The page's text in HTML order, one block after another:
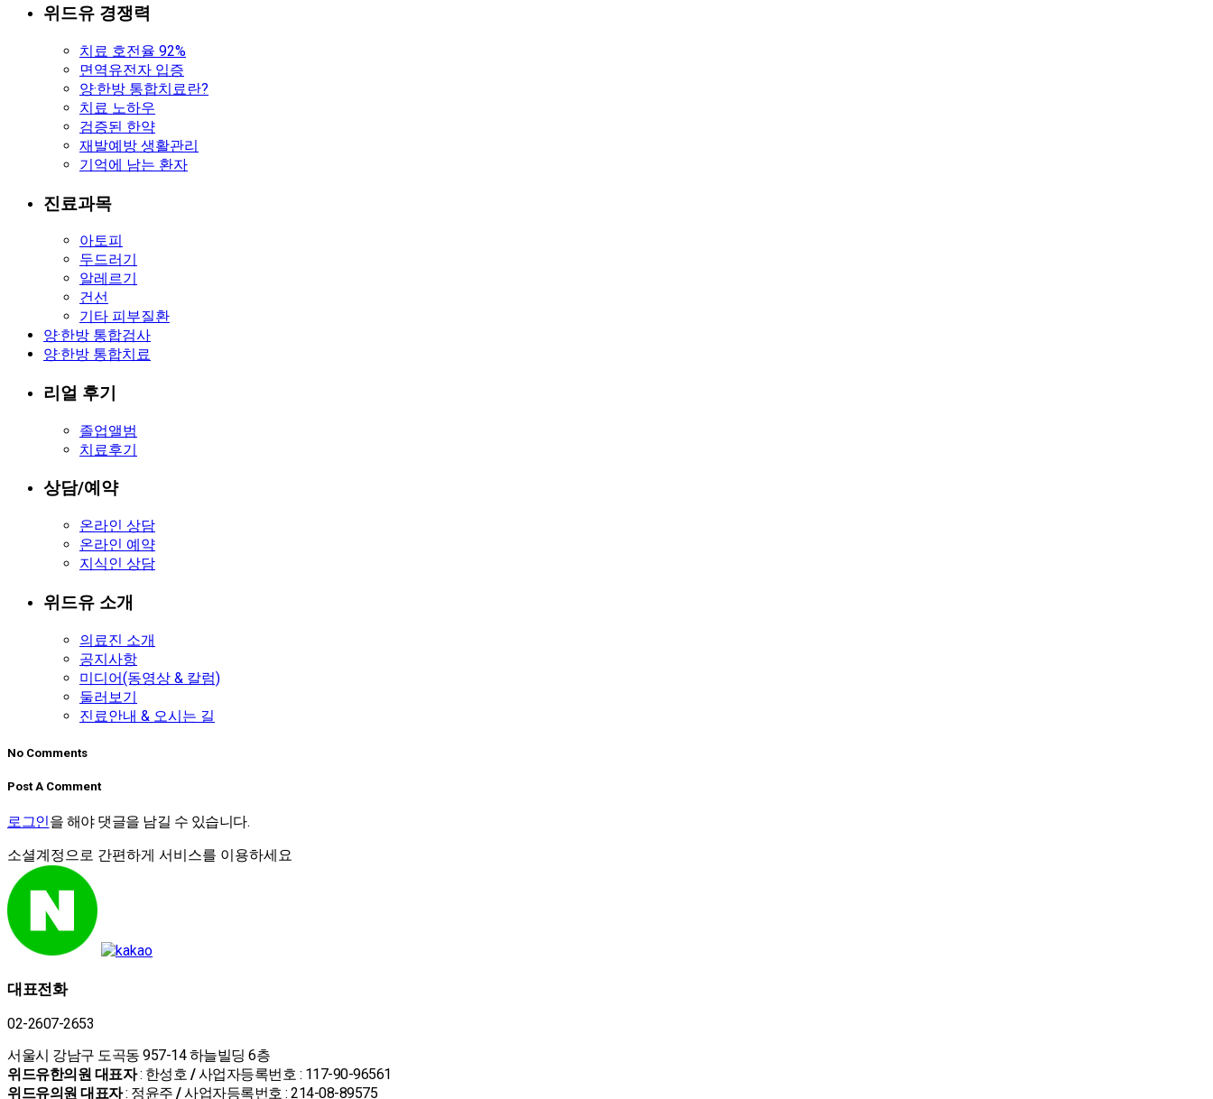
위드유 경쟁력
치료 호전율 92%
면역유전자 입증
양·한방 통합치료란?
치료 노하우
검증된 한약
재발예방 생활관리
기억에 남는 환자
진료과목
아토피
두드러기
알레르기
건선
기타 피부질환
양·한방 통합검사
양·한방 통합치료
리얼 후기
졸업앨범
치료후기
상담/예약
온라인 상담
온라인 예약
지식인 상담
위드유 소개
의료진 소개
공지사항
미디어(동영상 & 칼럼)
둘러보기
진료안내 & 오시는 길
No Comments
Post A Comment
로그인을 해야 댓글을 남길 수 있습니다.
소셜계정으로 간편하게 서비스를 이용하세요
대표전화
02-2607-2653
서울시 강남구 도곡동 957-14 하늘빌딩 6층
위드유한의원 대표자: 한성호 /사업자등록번호 : 117-90-96561
위드유의원 대표자: 정윤주 /사업자등록번호 : 214-08-89575